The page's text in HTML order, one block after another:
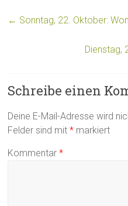
← Sonntag, 22. Oktober:
Dienstag,
Schreibe einen
Deine E-Mail-Adresse wird
Felder sind mit* markiert
Kommentar*